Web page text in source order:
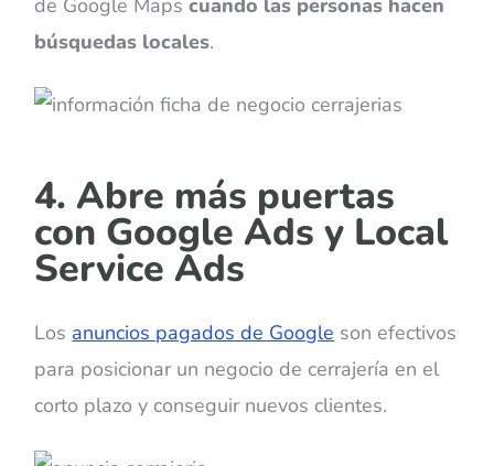
búsquedas locales.
4. Abre más puertas
con Google Ads y Local
Service Ads
Los anuncios pagados de Google son efectivos
para posicionar un negocio de cerrajería en el
corto plazo y conseguir nuevos clientes.